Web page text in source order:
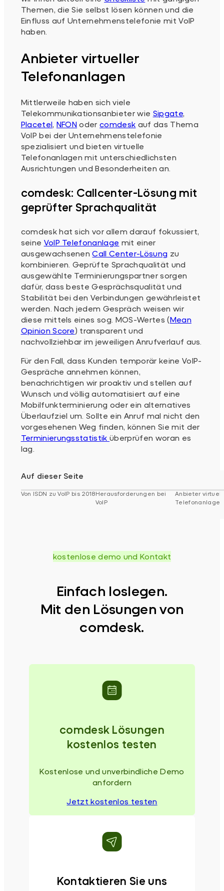
Themen, die Sie selbst lösen können und die
Einfluss auf Unternehmenstelefonie mit VoIP
haben.
Anbieter virtueller
Telefonanlagen
Mittlerweile haben sich viele
Telekommunikationsanbieter wie Sipgate,
Placetel, NFON odercomdesk auf das Thema
VoIP bei der Unternehmenstelefonie
spezialisiert und bieten virtuelle
Telefonanlagen mit unterschiedlichsten
Ausrichtungen und Besonderheiten an.
comdesk: Callcenter-Lösung mit
geprüfter Sprachqualität
comdesk hat sich vor allem darauf fokussiert,
seine VoIP Telefonanlage mit einer
ausgewachsenenCall Center-Lösung zu
kombinieren. Geprüfte Sprachqualität und
ausgewählte Terminierungspartner sorgen
dafür, dass beste Gesprächsqualität und
Stabilität bei den Verbindungen gewährleistet
werden. Nach jedem Gespräch weisen wir
diese mittels eines sog. MOS-Wertes (Mean
Opinion Score) transparent und
nachvollziehbar im jeweiligen Anrufverlauf aus.
Für den Fall, dass Kunden temporär keine VoIP-
Gespräche annehmen können,
benachrichtigen wir proaktiv und stellen auf
Wunsch und völlig automatisiert auf eine
Mobilfunkterminierung oder ein alternatives
Überlaufziel um. Sollte ein Anruf mal nicht den
vorgesehenen Weg finden, können Sie mit der
Terminierungsstatistiküberprüfen woran es
lag.
Auf dieser Seite
Von ISDN zu VoIP bis 2018Herausforderungen bei
VoIP
Anbieter
Telefonanlagen
kostenlose demo und Kontakt
Einfach loslegen.
Mit den Lösungen von
comdesk.
comdesk Lösungen
kostenlos testen
Kostenlose und unverbindliche Demo
anfordern
Jetzt kostenlos testen
Kontaktieren Sie uns